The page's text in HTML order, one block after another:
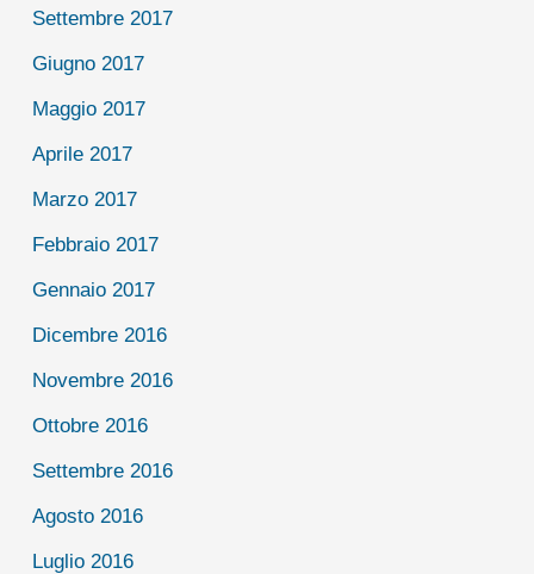
Settembre 2017
Giugno 2017
Maggio 2017
Aprile 2017
Marzo 2017
Febbraio 2017
Gennaio 2017
Dicembre 2016
Novembre 2016
Ottobre 2016
Settembre 2016
Agosto 2016
Luglio 2016